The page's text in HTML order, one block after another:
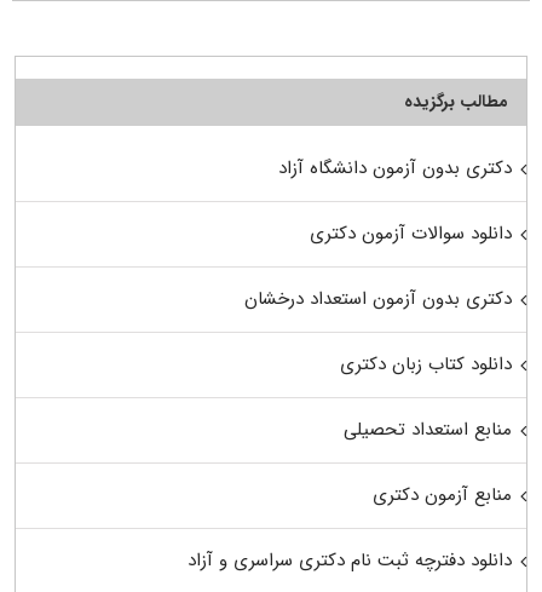
مطالب برگزیده
دکتری بدون آزمون دانشگاه آزاد
دانلود سوالات آزمون دکتری
دکتری بدون آزمون استعداد درخشان
دانلود کتاب زبان دکتری
منابع استعداد تحصیلی
منابع آزمون دکتری
دانلود دفترچه ثبت نام دکتری سراسری و آزاد